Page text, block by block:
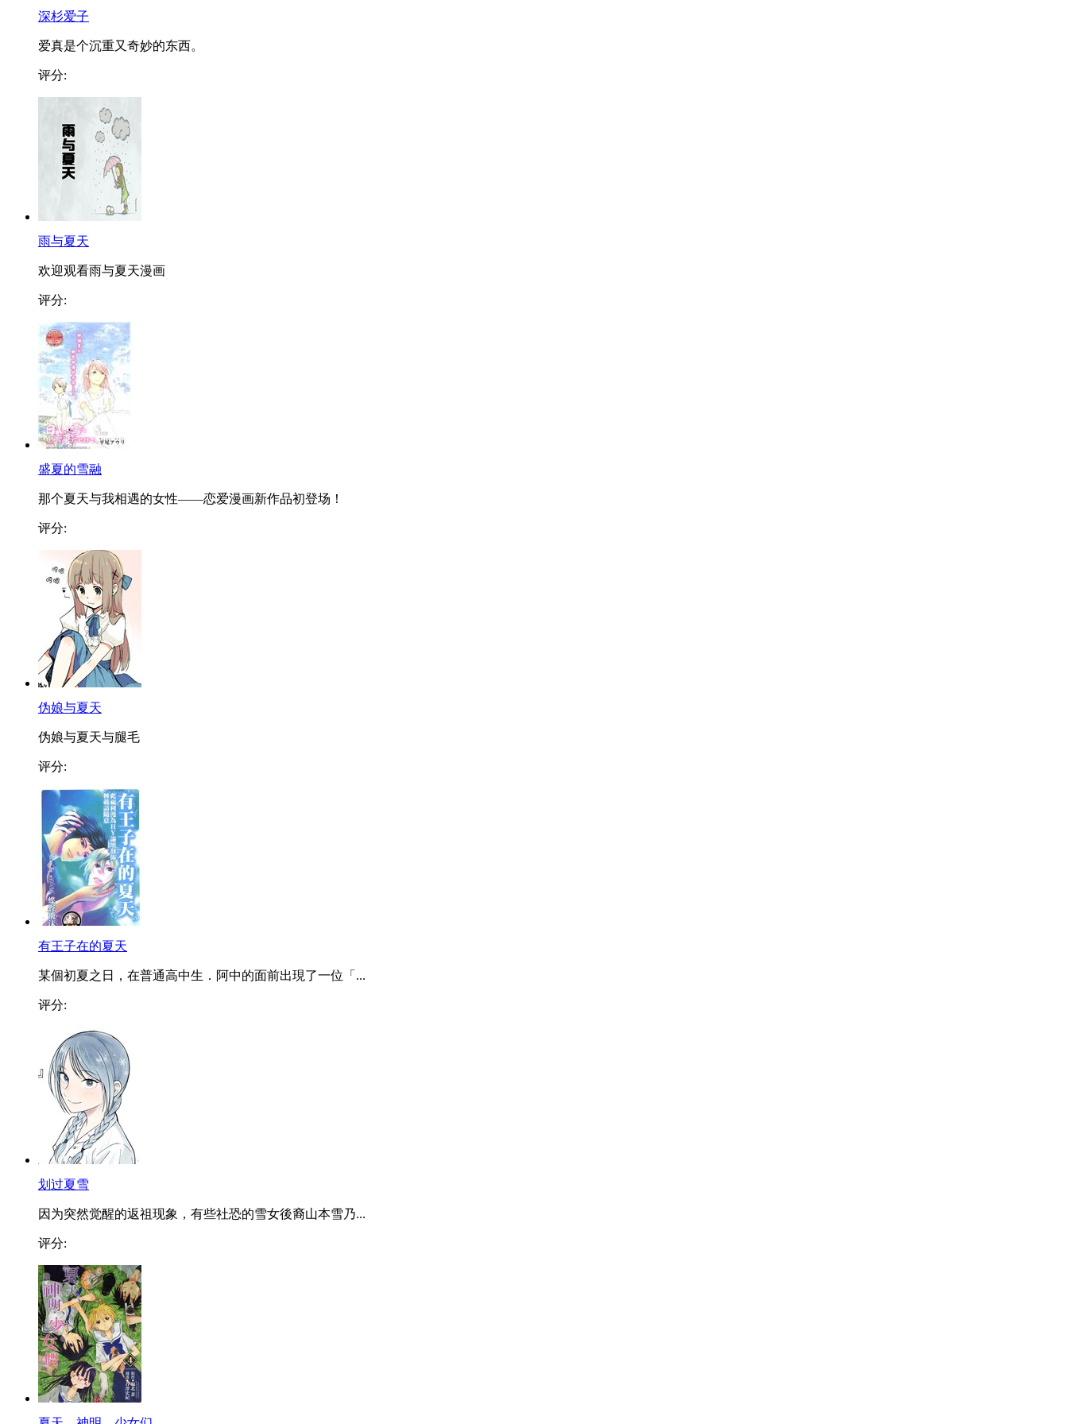
深杉爱子
爱真是个沉重又奇妙的东西。
评分:
雨与夏天
欢迎观看雨与夏天漫画
评分:
盛夏的雪融
那个夏天与我相遇的女性——恋爱漫画新作品初登场！
评分:
伪娘与夏天
伪娘与夏天与腿毛
评分:
有王子在的夏天
某個初夏之日，在普通高中生．阿中的面前出現了一位「...
评分:
划过夏雪
因为突然觉醒的返祖现象，有些社恐的雪女後裔山本雪乃...
评分: